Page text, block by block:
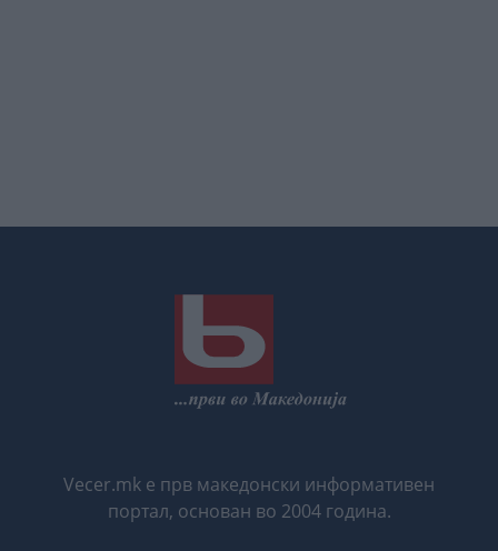
Vecer.mk е прв македонски информативен
портал, основан во 2004 година.